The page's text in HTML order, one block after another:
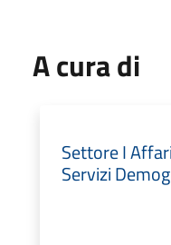
A cura di
Settore I
Servizi